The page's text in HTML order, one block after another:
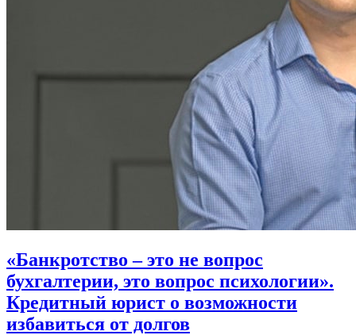
«Банкротство – это не вопрос
бухгалтерии, это вопрос психологии».
Кредитный юрист о возможности
избавиться от долгов